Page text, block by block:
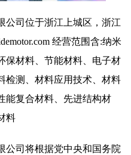
公司位于浙江上城区，浙江
经营范围含:纳米
保材料、节能材料、电子材
检测、材料应用技术、材料
能复合材料、先进结构材
料
公司将根据党中央和国务院